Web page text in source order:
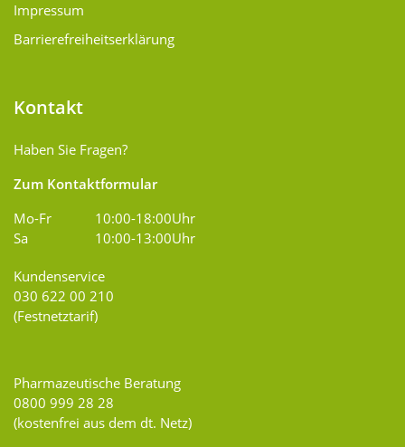
Impressum
Barrierefreiheitserklärung
Kontakt
Haben Sie Fragen?
Zum Kontaktformular
Mo-Fr
10:00-18:00Uhr
Sa
10:00-13:00Uhr
Kundenservice
030 622 00 210
(Festnetztarif)
Pharmazeutische Beratung
0800 999 28 28
(kostenfrei aus dem dt. Netz)